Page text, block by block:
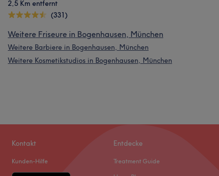
2,5 Km entfernt
(331)
Weitere Friseure in Bogenhausen, München
Weitere Barbiere in Bogenhausen, München
Weitere Kosmetikstudios in Bogenhausen, München
Kontakt
Kunden-Hilfe
Entdecke
Treatment Guide